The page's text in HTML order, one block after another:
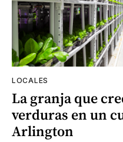
LOCALES
La granja que
verduras en un
Arlington